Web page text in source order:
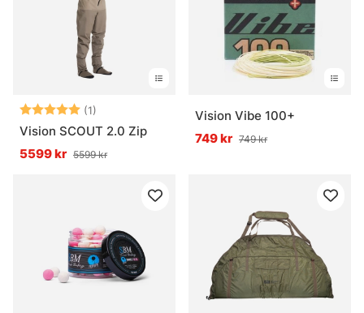
Vad är fiskemetoder?
Vad är havsfiske?
Vad är trollingfiske?
Vad är vinterfiske?
Betyg: (1)
5.0 utav 5 stjärnor
Vision SCOUT 2.0 Zip
5599 kr 5599 kr
Vision Vibe 100+
749 kr 749 kr